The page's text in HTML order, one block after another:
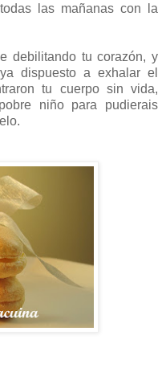
las mañanas con la
debilitando tu corazón, y
dispuesto a exhalar el
tu cuerpo sin vida,
niño para pudierais